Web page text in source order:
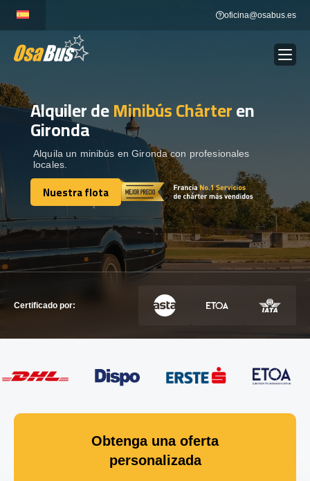
content
oficina@osabus.es
ALQUILER DE AUTOCARES Show dropdown
DESTINOS
RECORRIDAS Show dropdown
Alquiler deMinibús Chárteren
Gironda
Alquila un minibús en Gironda con profesionales
locales.
Nuestra flota
Nuestra flota
Certificado por:
Obtenga una oferta
personalizada